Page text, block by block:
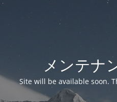
メンテナ
Site will be available soon.